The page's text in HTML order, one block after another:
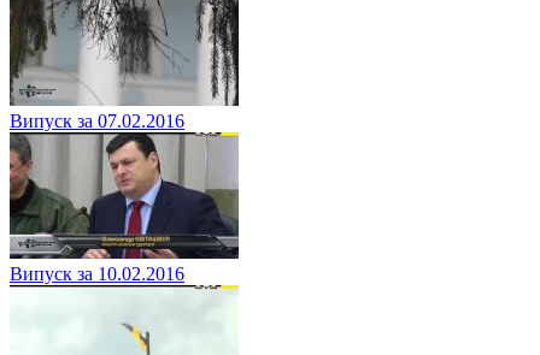
Випуск за 07.02.2016
Випуск за 10.02.2016